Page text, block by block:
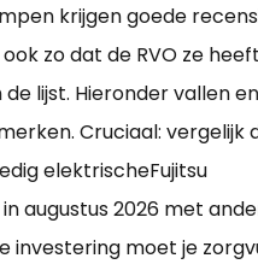
krijgen goede
zo dat de RVO ze heeft
lijst. Hieronder vallen
Cruciaal: vergelijk
elektrischeFujitsu
augustus 2026 met
investering moet je